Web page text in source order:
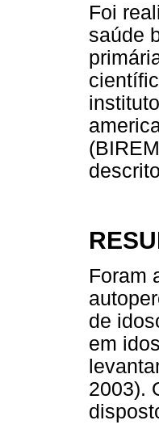
Foi
saúde
Foram
de
em
2003).